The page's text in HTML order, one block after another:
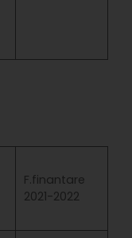
F.finantare
2021-2022